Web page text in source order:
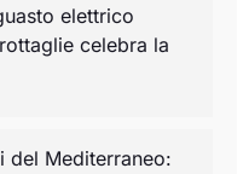
elettrico
celebra la
del Mediterraneo: